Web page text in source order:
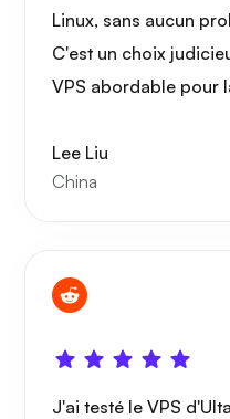
Grafana
Linux, sans aucun
C'est un choix
VPS abordable pour
Lee Liu
China
J'ai testé le VPS